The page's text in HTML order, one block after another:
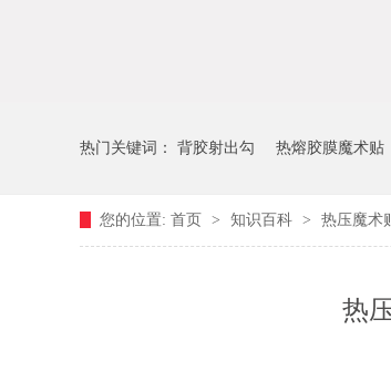
热门关键词： 背胶射出勾 热熔胶膜魔术贴
您的位置: 首页 > 知识百科 > 热压魔术
热